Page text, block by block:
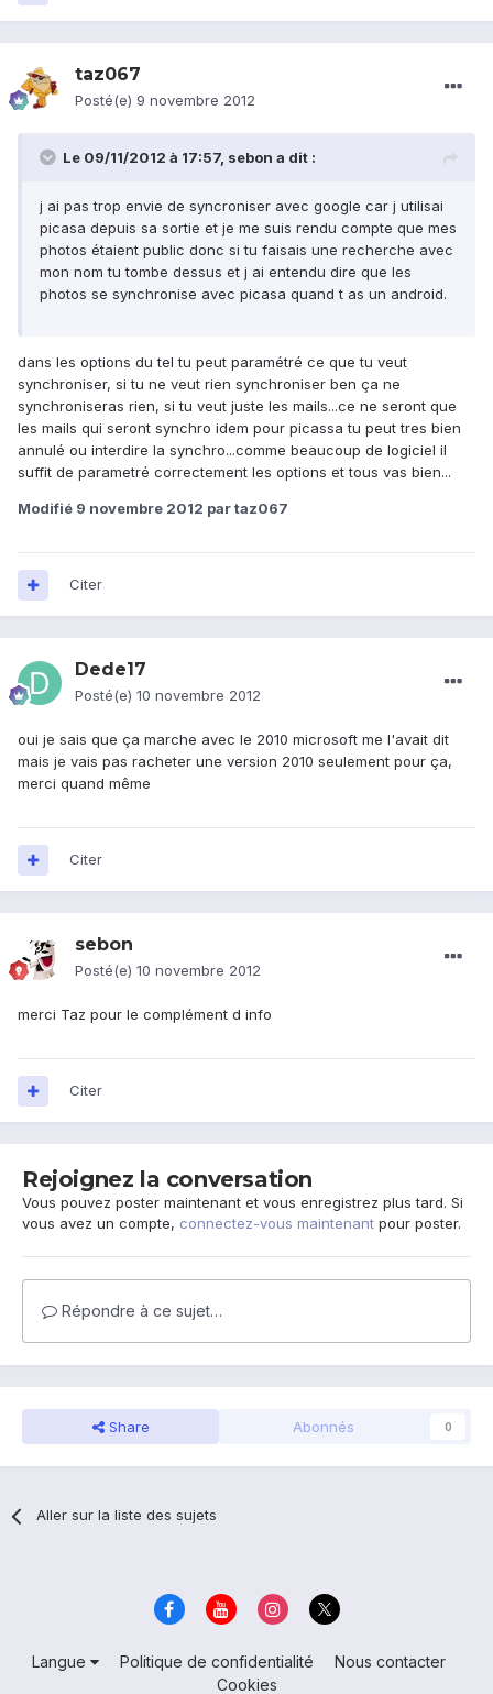
taz067
Posté(e) 9 novembre 2012
Le 09/11/2012 à 17:57, sebon a dit :
j ai pas trop envie de syncroniser avec google car j utilisai
picasa depuis sa sortie et je me suis rendu compte que mes
photos étaient public donc si tu faisais une recherche avec
mon nom tu tombe dessus et j ai entendu dire que les
photos se synchronise avec picasa quand t as un android.
dans les options du tel tu peut paramétré ce que tu veut
synchroniser, si tu ne veut rien synchroniser ben ça ne
synchroniseras rien, si tu veut juste les mails...ce ne seront que
les mails qui seront synchro idem pour picassa tu peut tres bien
annulé ou interdire la synchro...comme beaucoup de logiciel il
suffit de parametré correctement les options et tous vas bien...
Modifié 9 novembre 2012 par taz067
Citer
Dede17
Posté(e) 10 novembre 2012
oui je sais que ça marche avec le 2010 microsoft me l'avait dit
mais je vais pas racheter une version 2010 seulement pour ça,
merci quand même
Citer
sebon
Posté(e) 10 novembre 2012
merci Taz pour le complément d info
Citer
Rejoignez la conversation
Vous pouvez poster maintenant et vous enregistrez plus tard. Si
vous avez un compte, connectez-vous maintenant pour poster.
Répondre à ce sujet…
Share Abonnés 0
Aller sur la liste des sujets
Langue Politique de confidentialité
Nous contacter
Cookies